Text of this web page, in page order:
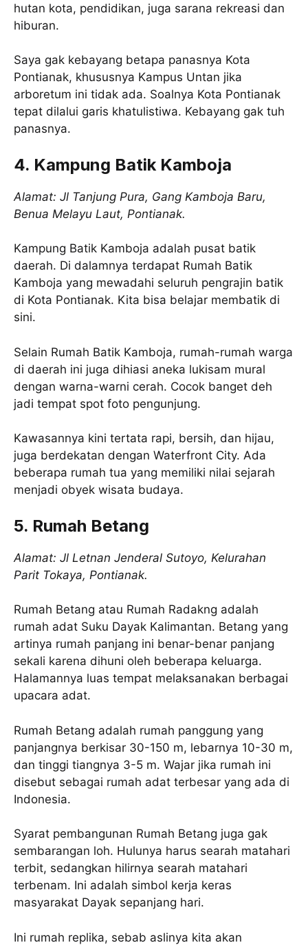
hutan kota, pendidikan, juga sarana rekreasi dan
hiburan.
Saya gak kebayang betapa panasnya Kota
Pontianak, khususnya Kampus Untan jika
arboretum ini tidak ada. Soalnya Kota Pontianak
tepat dilalui garis khatulistiwa. Kebayang gak tuh
panasnya.
4. Kampung Batik Kamboja
Alamat: Jl Tanjung Pura, Gang Kamboja Baru,
Benua Melayu Laut, Pontianak.
Kampung Batik Kamboja adalah pusat batik
daerah. Di dalamnya terdapat Rumah Batik
Kamboja yang mewadahi seluruh pengrajin batik
di Kota Pontianak. Kita bisa belajar membatik di
sini.
Selain Rumah Batik Kamboja, rumah-rumah warga
di daerah ini juga dihiasi aneka lukisam mural
dengan warna-warni cerah. Cocok banget deh
jadi tempat spot foto pengunjung.
Kawasannya kini tertata rapi, bersih, dan hijau,
juga berdekatan dengan Waterfront City. Ada
beberapa rumah tua yang memiliki nilai sejarah
menjadi obyek wisata budaya.
5. Rumah Betang
Alamat: Jl Letnan Jenderal Sutoyo, Kelurahan
Parit Tokaya, Pontianak.
Rumah Betang atau Rumah Radakng adalah
rumah adat Suku Dayak Kalimantan. Betang yang
artinya rumah panjang ini benar-benar panjang
sekali karena dihuni oleh beberapa keluarga.
Halamannya luas tempat melaksanakan berbagai
upacara adat.
Rumah Betang adalah rumah panggung yang
panjangnya berkisar 30-150 m, lebarnya 10-30 m,
dan tinggi tiangnya 3-5 m. Wajar jika rumah ini
disebut sebagai rumah adat terbesar yang ada di
Indonesia.
Syarat pembangunan Rumah Betang juga gak
sembarangan loh. Hulunya harus searah matahari
terbit, sedangkan hilirnya searah matahari
terbenam. Ini adalah simbol kerja keras
masyarakat Dayak sepanjang hari.
Ini rumah replika, sebab aslinya kita akan